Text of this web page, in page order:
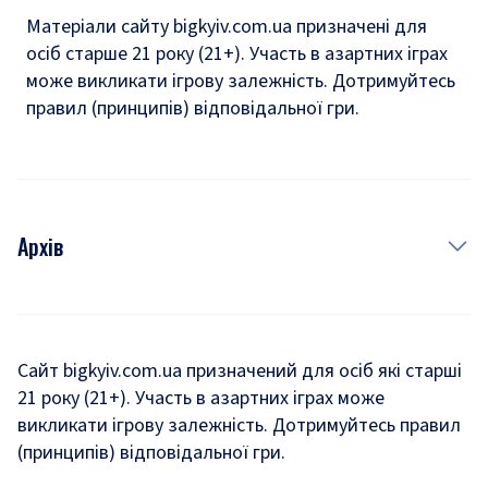
Матеріали сайту bigkyiv.com.ua призначені для
осіб старше 21 року (21+). Участь в азартних іграх
може викликати ігрову залежність. Дотримуйтесь
правил (принципів) відповідальної гри.
Архів
Комуналка
Хроніки війни
Сайт bigkyiv.com.ua призначений для осіб які старші
21 року (21+). Участь в азартних іграх може
викликати ігрову залежність. Дотримуйтесь правил
(принципів) відповідальної гри.